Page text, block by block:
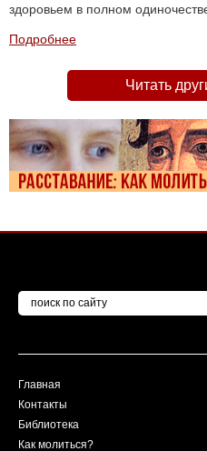
здоровьем в полном
Подробнее
Читать
Главная
Контакты
Библиотека
Как молиться?